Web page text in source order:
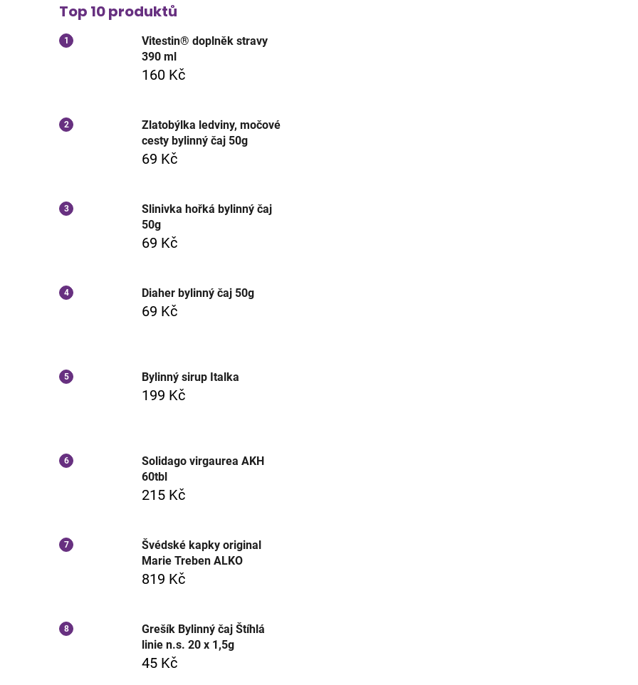
Top 10 produktů
Vitestin® doplněk stravy
390 ml
160 Kč
Zlatobýlka ledviny, močové
cesty bylinný čaj 50g
69 Kč
Slinivka hořká bylinný čaj
50g
69 Kč
Diaher bylinný čaj 50g
69 Kč
Bylinný sirup Italka
199 Kč
Solidago virgaurea AKH
60tbl
215 Kč
Švédské kapky original
Marie Treben ALKO
819 Kč
Grešík Bylinný čaj Štíhlá
linie n.s. 20 x 1,5g
45 Kč